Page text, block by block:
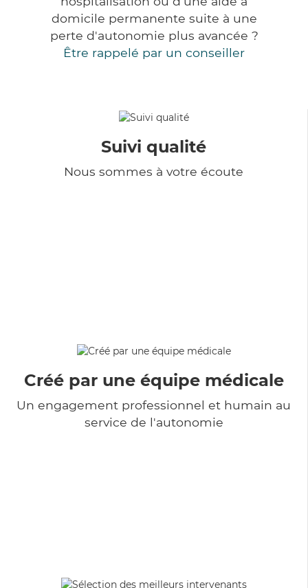
domicile permanente suite à une
perte d'autonomie plus avancée ?
Être rappelé par un conseiller
Suivi qualité
Nous sommes à votre écoute
Créé par une équipe médicale
Un engagement professionnel et humain au
service de l'autonomie